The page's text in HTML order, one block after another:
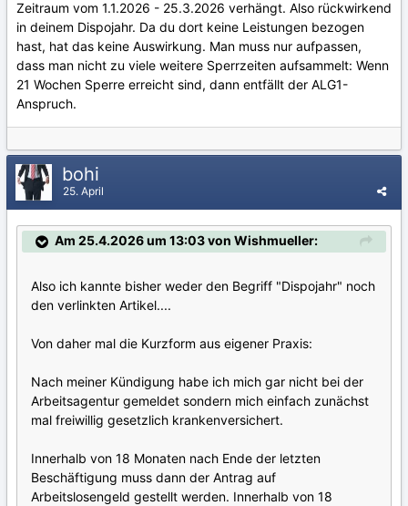
Zeitraum vom 1.1.2026 - 25.3.2026 verhängt. Also rückwirkend
in deinem Dispojahr. Da du dort keine Leistungen bezogen
hast, hat das keine Auswirkung. Man muss nur aufpassen,
dass man nicht zu viele weitere Sperrzeiten aufsammelt: Wenn
21 Wochen Sperre erreicht sind, dann entfällt der ALG1-
Anspruch.
bohi
25. April
Am 25.4.2026 um 13:03 von Wishmueller:
Also ich kannte bisher weder den Begriff "Dispojahr" noch
den verlinkten Artikel....
Von daher mal die Kurzform aus eigener Praxis:
Nach meiner Kündigung habe ich mich gar nicht bei der
Arbeitsagentur gemeldet sondern mich einfach zunächst
mal freiwillig gesetzlich krankenversichert.
Innerhalb von 18 Monaten nach Ende der letzten
Beschäftigung muss dann der Antrag auf
Arbeitslosengeld gestellt werden. Innerhalb von 18